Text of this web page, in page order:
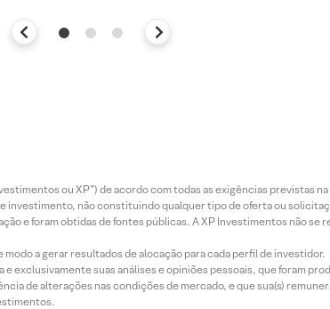
ou XP”) de acordo com todas as exigências previstas
não constituindo qualquer tipo de oferta ou
e foram obtidas de fontes públicas. A XP Investimentos não se
a gerar resultados de alocação para cada perfil de investidor.
exclusivamente suas análises e opiniões pessoais, que foram
de alterações nas condições de mercado, e que sua(s)